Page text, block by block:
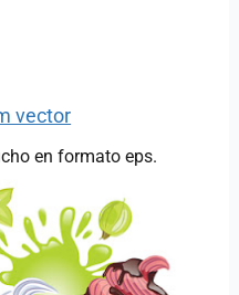
vector
en formato eps.